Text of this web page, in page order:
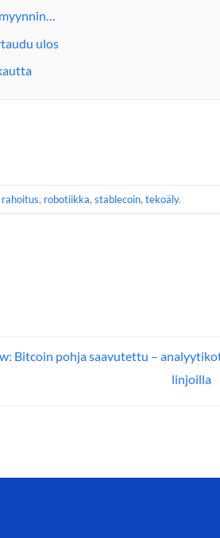
ulos
rahoitus, robotiikka, stablecoin, tekoäly.
Bitcoin pohja saavutettu –
linjoilla